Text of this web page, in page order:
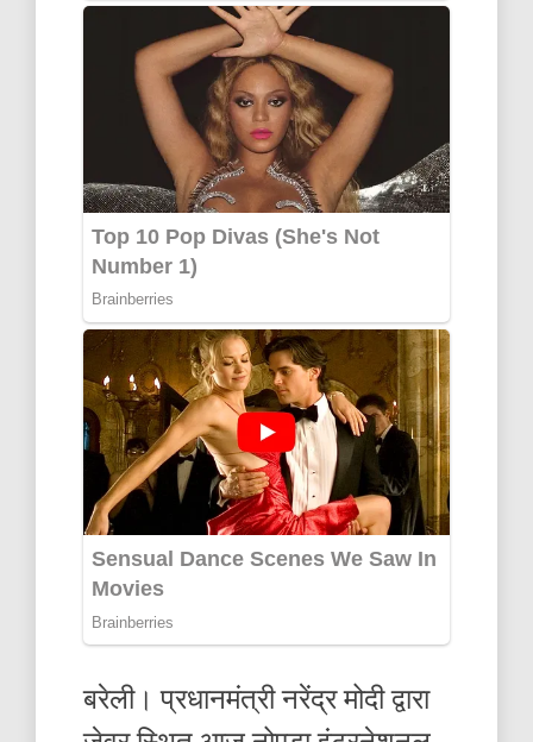
बरेली। प्रधानमंत्री नरेंद्र मोदी द्वारा